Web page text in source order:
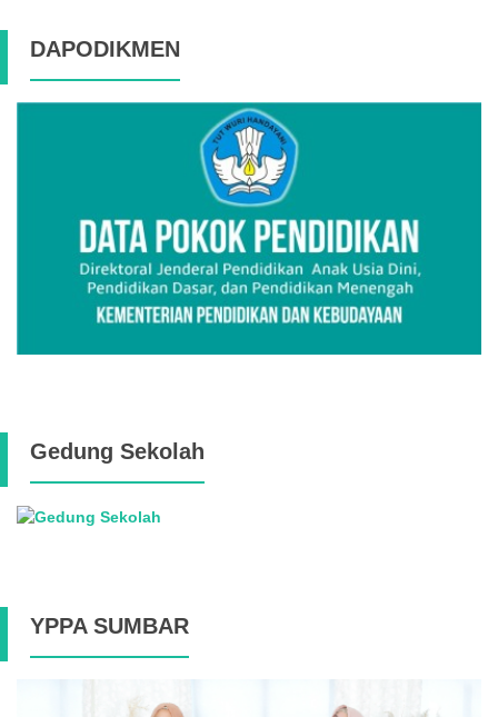
DAPODIKMEN
Gedung Sekolah
YPPA SUMBAR